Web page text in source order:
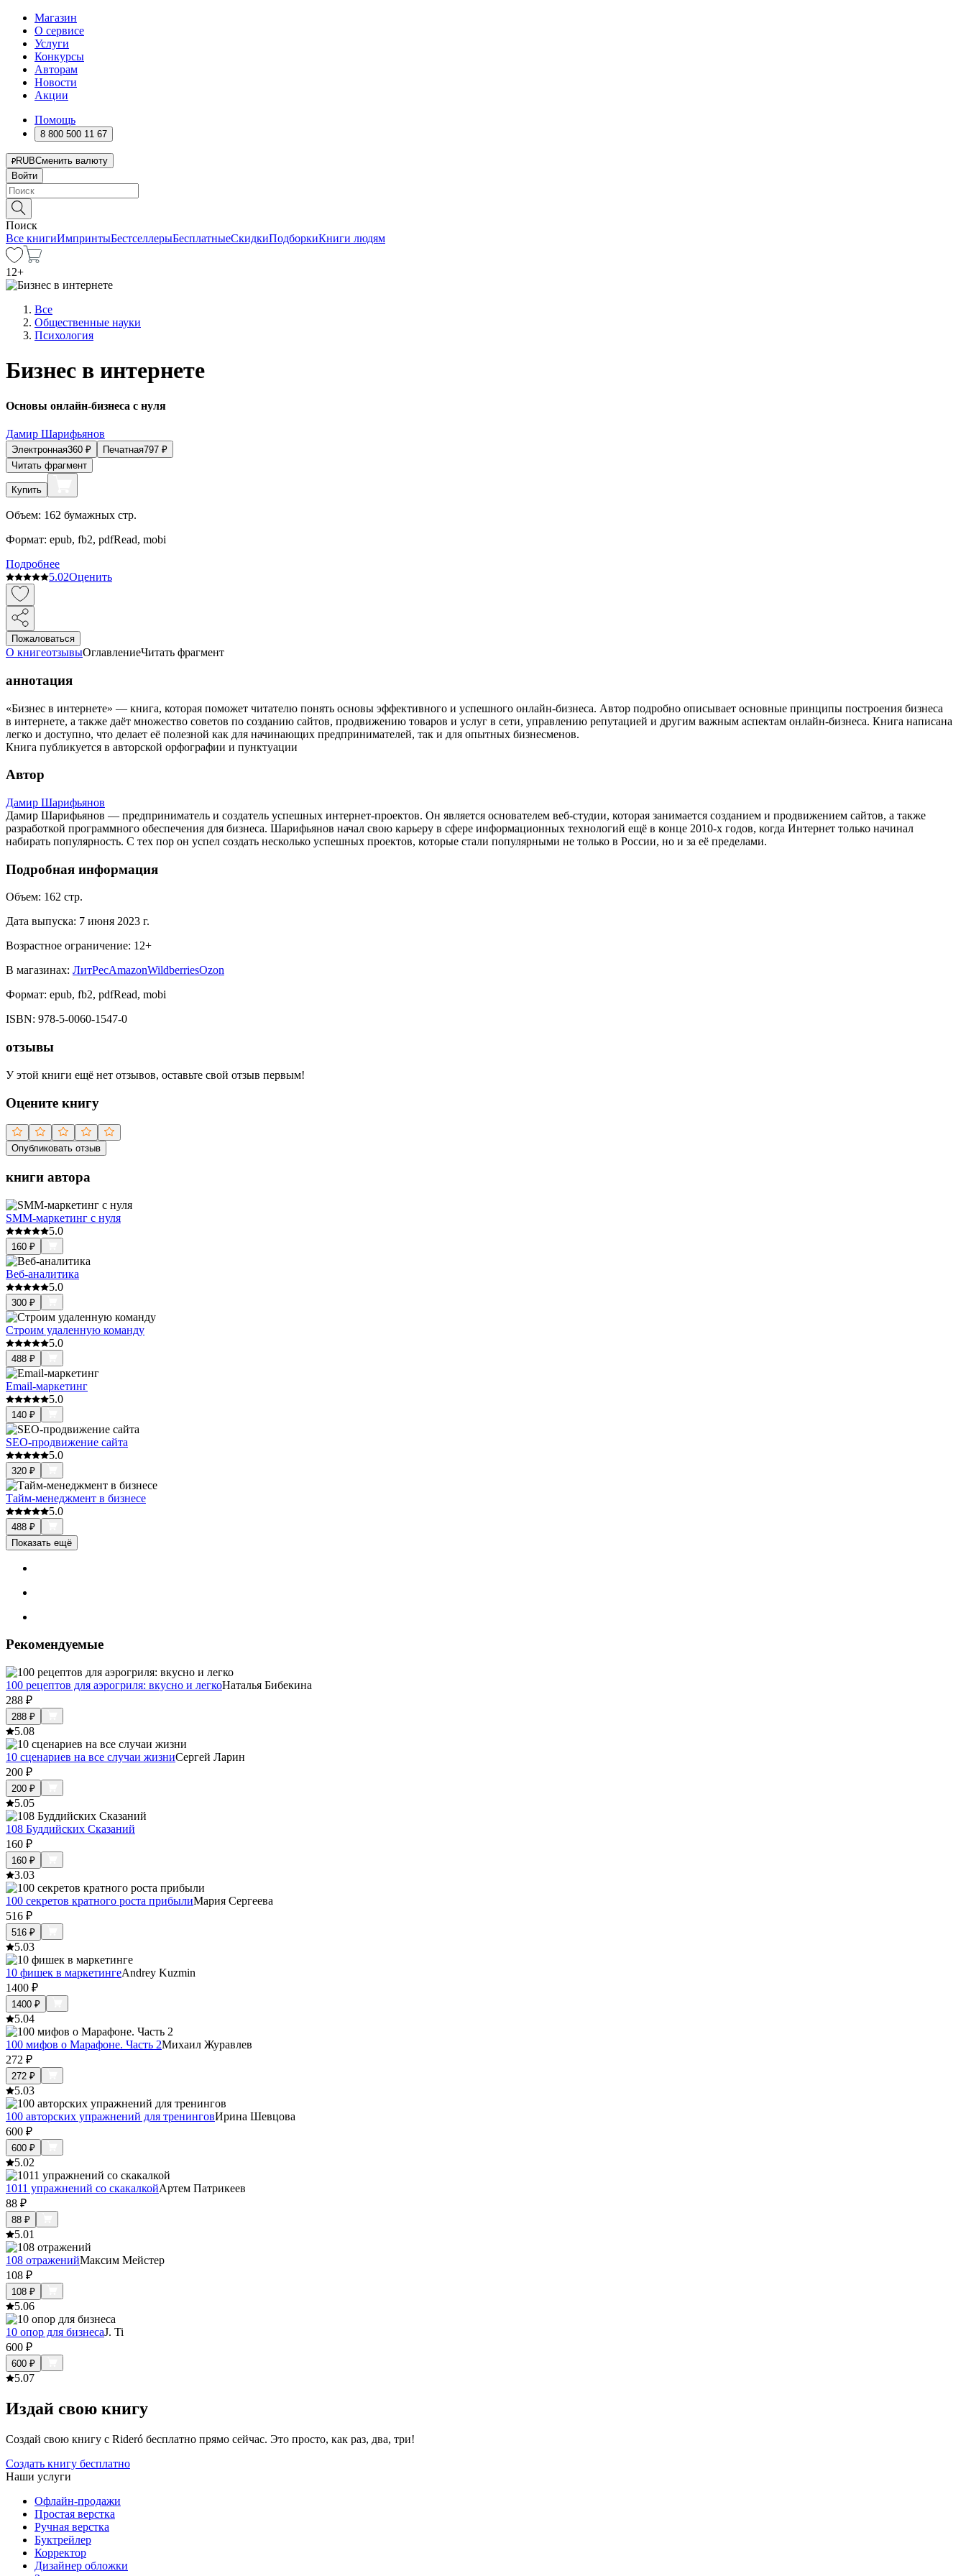
Магазин
О сервисе
Услуги
Конкурсы
Авторам
Новости
Акции
Помощь
8 800 500 11 67
RUBСменить валюту
Войти
Поиск
Все книгиИмпринтыБестселлерыБесплатныеСкидкиПодборкиКниги людям
12+
Все
Общественные науки
Психология
Бизнес в интернете
Основы онлайн-бизнеса с нуля
Дамир Шарифьянов
Электронная360 ₽ Печатная797 ₽
Читать фрагмент
Купить
Объем: 162 бумажных стр.
Формат: epub, fb2, pdfRead, mobi
Подробнее
5.02Оценить
Пожаловаться
О книгеотзывыОглавлениеЧитать фрагмент
аннотация
«Бизнес в интернете» — книга, которая поможет читателю понять основы эффективного и успешного онлайн-бизнеса. Автор подробно описывает основные принципы построения бизнеса
в интернете, а также даёт множество советов по созданию сайтов, продвижению товаров и услуг в сети, управлению репутацией и другим важным аспектам онлайн-бизнеса. Книга написана
легко и доступно, что делает её полезной как для начинающих предпринимателей, так и для опытных бизнесменов.
Книга публикуется в авторской орфографии и пунктуации
Автор
Дамир Шарифьянов
Дамир Шарифьянов — предприниматель и создатель успешных интернет-проектов. Он является основателем веб-студии, которая занимается созданием и продвижением сайтов, а также
разработкой программного обеспечения для бизнеса. Шарифьянов начал свою карьеру в сфере информационных технологий ещё в конце 2010-х годов, когда Интернет только начинал
набирать популярность. С тех пор он успел создать несколько успешных проектов, которые стали популярными не только в России, но и за её пределами.
Подробная информация
Объем: 162 стр.
Дата выпуска: 7 июня 2023 г.
Возрастное ограничение: 12+
В магазинах: ЛитРесAmazonWildberriesOzon
Формат: epub, fb2, pdfRead, mobi
ISBN: 978-5-0060-1547-0
отзывы
У этой книги ещё нет отзывов, оставьте свой отзыв первым!
Оцените книгу
Опубликовать отзыв
книги автора
SMM-маркетинг с нуля
5.0
160 ₽
Веб-аналитика
5.0
300 ₽
Строим удаленную команду
5.0
488 ₽
Email-маркетинг
5.0
140 ₽
SEO-продвижение сайта
5.0
320 ₽
Тайм-менеджмент в бизнесе
5.0
488 ₽
Показать ещё
Рекомендуемые
100 рецептов для аэрогриля: вкусно и легкоНаталья Бибекина
288 ₽
288 ₽
5.08
10 сценариев на все случаи жизниСергей Ларин
200 ₽
200 ₽
5.05
108 Буддийских Сказаний
160 ₽
160 ₽
3.03
100 секретов кратного роста прибылиМария Сергеева
516 ₽
516 ₽
5.03
10 фишек в маркетингеAndrey Kuzmin
1400 ₽
1400 ₽
5.04
100 мифов о Марафоне. Часть 2Михаил Журавлев
272 ₽
272 ₽
5.03
100 авторских упражнений для тренинговИрина Шевцова
600 ₽
600 ₽
5.02
1011 упражнений со скакалкойАртем Патрикеев
88 ₽
88 ₽
5.01
108 отраженийМаксим Мейстер
108 ₽
108 ₽
5.06
10 опор для бизнесаJ. Ti
600 ₽
600 ₽
5.07
Издай свою книгу
Создай свою книгу с Rideró бесплатно прямо сейчас. Это просто, как раз, два, три!
Создать книгу бесплатно
Наши услуги
Офлайн-продажи
Простая верстка
Ручная верстка
Буктрейлер
Корректор
Дизайнер обложки